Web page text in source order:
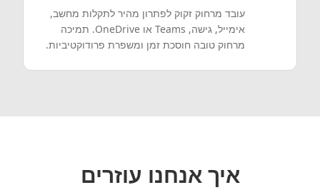
עובד מרחוק זקוק לפתרון מהיר לתקלות מחשב,
אימייל, גישה, Teams או OneDrive. תמיכה
מרחוק טובה חוסכת זמן ומשפרת פרודוקטיביות.
איך אנחנו עוזרים